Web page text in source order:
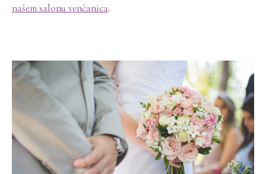
našem salonu venčanica.